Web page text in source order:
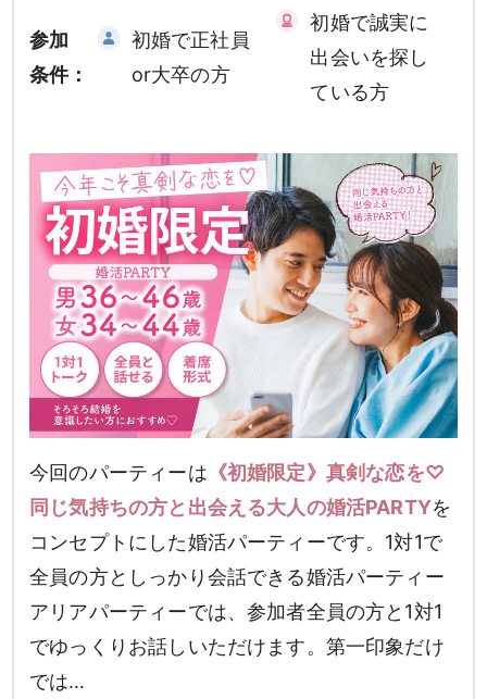
参加
条件：
初婚で正社員
or大卒の方
初婚で誠実に
出会いを探し
ている方
今回のパーティーは 《初婚限定》真剣な恋を♡
同じ気持ちの方と出会える大人の婚活PARTYを
コンセプトにした婚活パーティーです。1対1で
全員の方としっかり会話できる婚活パーティー
アリアパーティーでは、参加者全員の方と1対1
でゆっくりお話しいただけます。第一印象だけ
では…